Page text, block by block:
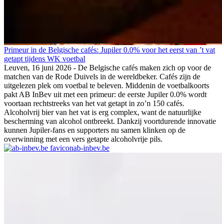
Primeur in de Belgische cafés: Jupiler 0.0% voor het eerst van ’t vat
getapt tijdens WK voetbal
Leuven, 16 juni 2026 - De Belgische cafés maken zich op voor de
matchen van de Rode Duivels in de wereldbeker. Cafés zijn de
uitgelezen plek om voetbal te beleven. Middenin de voetbalkoorts
pakt AB InBev uit met een primeur: de eerste Jupiler 0.0% wordt
voortaan rechtstreeks van het vat getapt in zo’n 150 cafés.
Alcoholvrij bier van het vat is erg complex, want de natuurlijke
bescherming van alcohol ontbreekt. Dankzij voortdurende innovatie
kunnen Jupiler-fans en supporters nu samen klinken op de
overwinning met een vers getapte alcoholvrije pils.
ab-inbev.be